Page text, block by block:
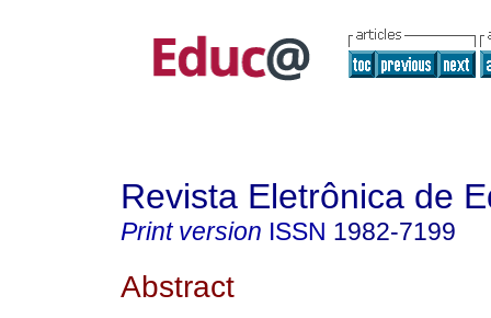
Revista Eletrônica de
Print version ISSN 1982-7199
Abstract